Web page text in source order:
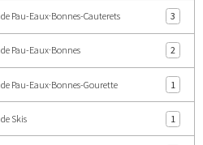
Pau-Eaux·Bonnes-Cauterets 3
Pau-Eaux·Bonnes 2
Pau-Eaux·Bonnes-Gourette 1
Skis 1